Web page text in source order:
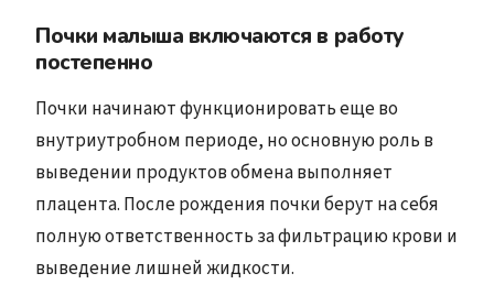
Почки малыша включаются в работу
постепенно
Почки начинают функционировать еще во
внутриутробном периоде, но основную роль в
выведении продуктов обмена выполняет
плацента. После рождения почки берут на себя
полную ответственность за фильтрацию крови и
выведение лишней жидкости.